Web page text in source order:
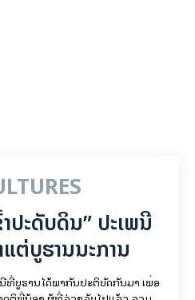
ປະດັບດິນ” ປະເພນີ
ຕ່ບູຮານນະການ
ທີ່ບູຮານໄດ້ພາກັນປະຕິບັດກັນມາ ເພື່ອ